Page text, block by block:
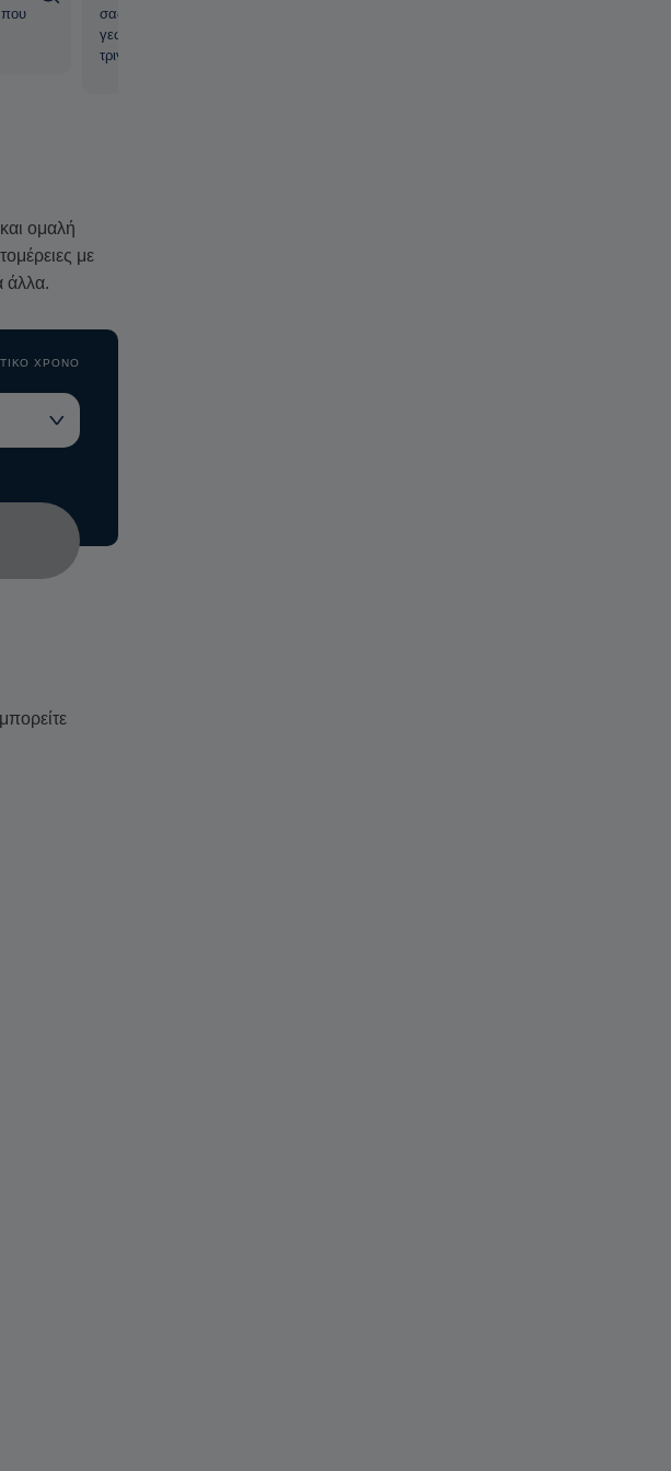
σας για
που
σας εξηγήσει τους
γεωλογικούς σχηματισμούς
τριγύρω
ομαλή
με
άλλα.
ΧΡΌΝΟ